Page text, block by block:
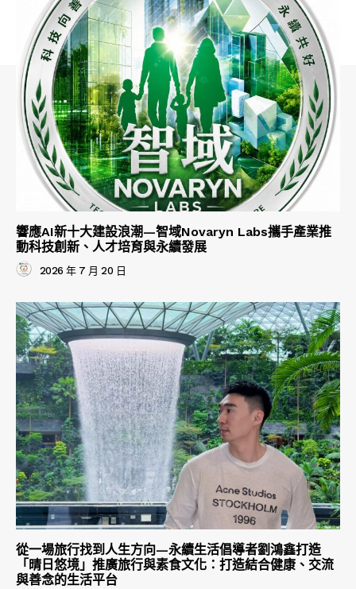
響應AI新十大建設浪潮—智域Novaryn Labs攜手產業推
動科技創新、人才培育與永續發展
2026 年 7 月 20 日
從一場旅行找到人生方向—永續生活倡導者劉鴻鑫打造
「晴日悠境」推廣旅行與素食文化：打造結合健康、交流
與善念的生活平台